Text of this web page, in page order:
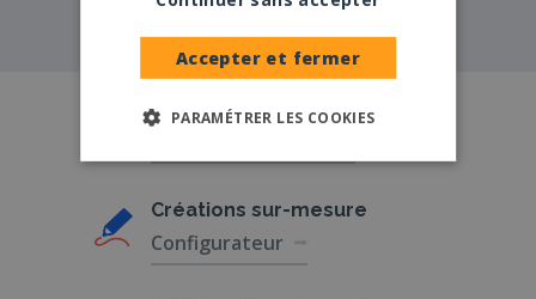
Conceptionfrançaise
Créations sur-mesure
Configurateur
Accepter et fermer
PARAMÉTRER LES COOKIES